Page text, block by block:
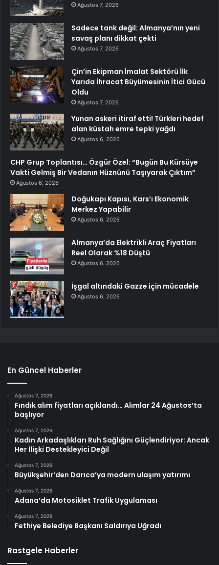
Ağustos 7, 2026
Sadece tank değil: Almanya’nın yeni
savaş planı dikkat çekti
Ağustos 7, 2026
Çin’in Ekipman İmalat Sektörü İlk
Yarıda İhracat Büyümesinin İtici Gücü
Oldu
Ağustos 7, 2026
Yunan askeri itiraf etti! Türkleri hedef
alan küstah emre tepki yağdı
Ağustos 6, 2026
CHP Grup Toplantısı… Özgür Özel: “Bugün Bu Kürsüye
Vakti Gelmiş Bir Vedanın Hüznünü Taşıyarak Çıktım”
Ağustos 6, 2026
Doğukapı Kapısı, Kars’ı Ekonomik
Merkez Yapabilir
Ağustos 6, 2026
Almanya’da Elektrikli Araç Fiyatları
Reel Olarak %18 Düştü
Ağustos 6, 2026
İşgal altındaki Gazze için mücadele
Ağustos 6, 2026
En Güncel Haberler
Ağustos 7, 2026
Fındık alım fiyatları açıklandı… Alımlar 24 Ağustos’ta
başlıyor
Ağustos 7, 2026
Kadın Arkadaşlıkları Ruh Sağlığını Güçlendiriyor: Ancak
Her İlişki Destekleyici Değil
Ağustos 7, 2026
Büyükşehir’den Darıca’ya modern ulaşım yatırımı
Ağustos 7, 2026
Adana’da Motosiklet Trafik Uygulaması
Ağustos 7, 2026
Fethiye Belediye Başkanı Saldırıya Uğradı
Rastgele Haberler